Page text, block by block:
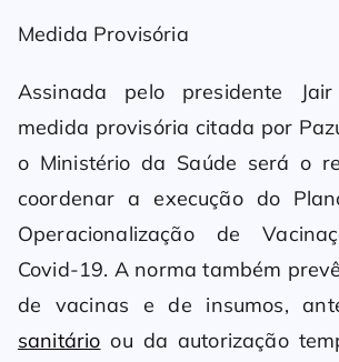
Medida Provisória
Assinada pelo presidente
medida provisória citada por
o Ministério da Saúde será o
coordenar a execução do
Operacionalização de
Covid-19. A norma também
de vacinas e de insumos,
sanitário ou da autorização